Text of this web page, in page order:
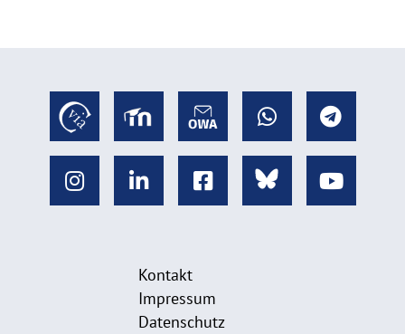
Kontakt
Impressum
Datenschutz